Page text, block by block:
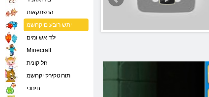
הרפתקאות
יתש רובע םיקחשמ
ילד אש ומים
Minecraft
זול קונית
תורוטקירק יקחשמ
חינוכי